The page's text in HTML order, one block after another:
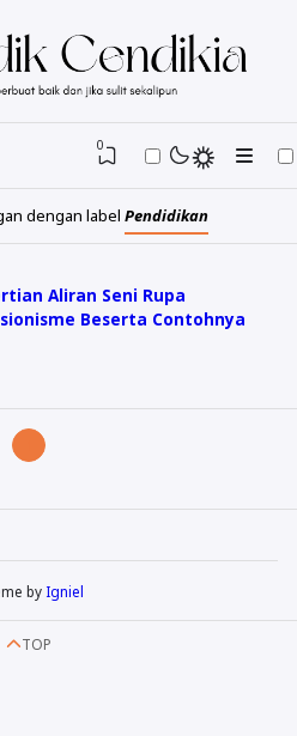
0
dengan label Pendidikan
Alіrаn Seni Rupa
Beserta Contohnya
by Igniel
TOP